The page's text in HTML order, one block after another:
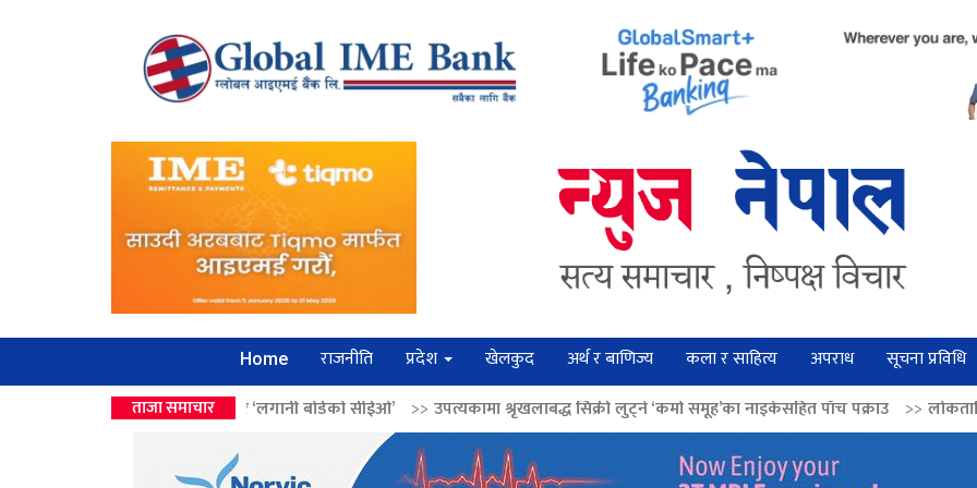
Home राजनीति प्रदेश खेलकुद अर्थ र बाणिज्य कला र साहित्य अपराध सूचना प्रविधि
ताजा समाचार
उपहार ‘लगानी बोर्डको सीईओ’ >> उपत्यकामा श्रृंखलाबद्ध सिक्री लुट्ने ‘कर्मा समूह’का नाइकेसहित पाँच पक्राउ >>लोकतान्त्रिक मूल्य सुदृढ